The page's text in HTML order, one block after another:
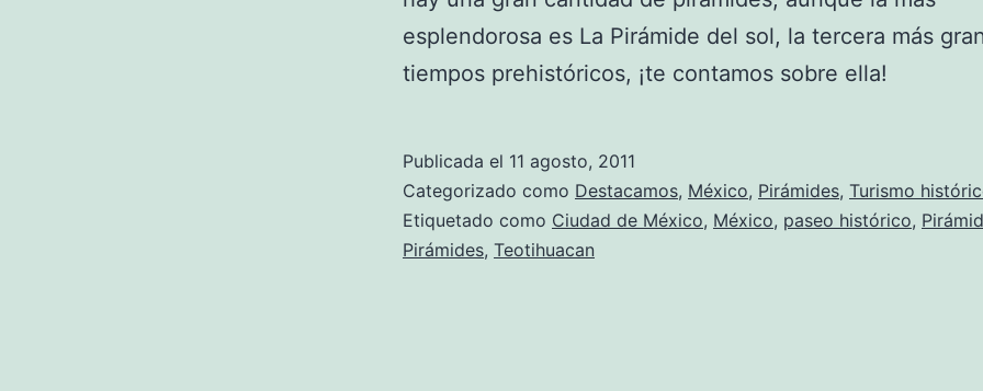
esplendorosa es La Pirámide del sol, la tercera más
tiempos prehistóricos, ¡te contamos sobre ella!
Publicada el 11 agosto, 2011
Categorizado como Destacamos, México, Pirámides, Turismo
Etiquetado como Ciudad de México, México, paseo histórico,
Pirámides, Teotihuacan